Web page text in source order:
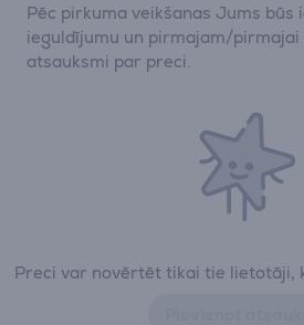
Preci var novērtēt tikai tie lietotāji,
Pēc pirkuma veikšanas Jums būs
ieguldījumu un pirmajam/pirmajai
atsauksmi par preci.